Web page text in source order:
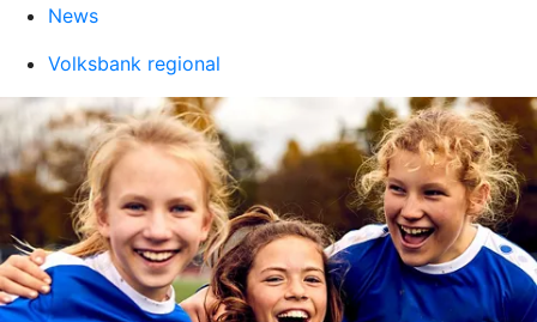
News
Volksbank regional